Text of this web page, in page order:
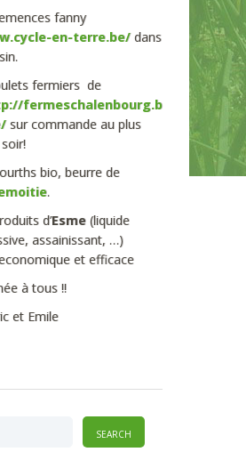
fanny
en-terre.be/ dans
fermiers de
fermeschalenbourg.b
sur commande au plus
bio, beurre de
.
d’Esme (liquide
assainissant, …)
et efficace
à tous !!
et Emile